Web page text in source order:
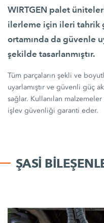
WIRTGEN palet
ilerleme için ileri tahrik
ortamında da güvenle
şekilde tasarlanmıştır.
Tüm parçaların şekli ve
uyarlamıştır ve güvenli güç
sağlar. Kullanılan
işlev güvenliği garanti eder.
ŞASI